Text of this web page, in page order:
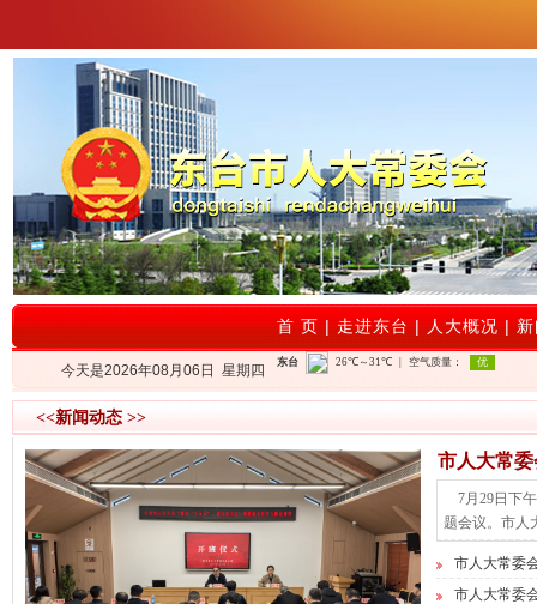
首 页|走进东台|人大概况|
今天是2026年08月06日 星期四
<<新闻动态 >>
市人大常
7月29日下
题会议。市
市人大常委
市人大常委